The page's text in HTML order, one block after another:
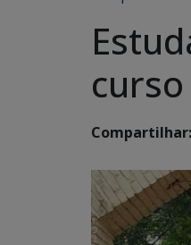
Compartilhar: